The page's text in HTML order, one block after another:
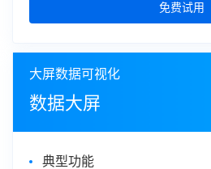
免费试用
大屏数据可视化
数据大屏
典型功能